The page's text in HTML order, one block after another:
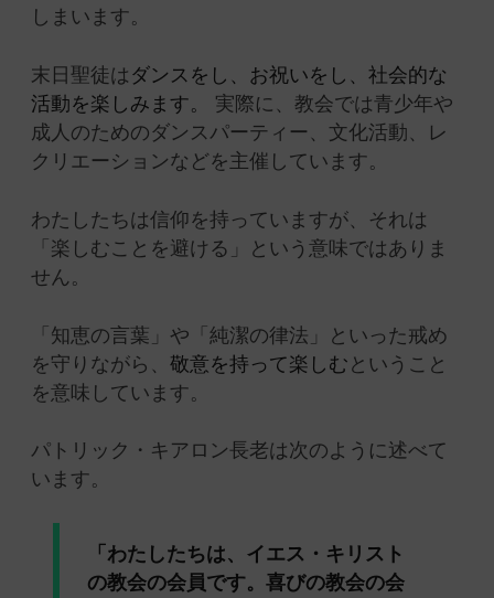
しまいます。
末日聖徒は ダンスをし、お祝いをし、社会的な
活動を楽しみます。
実際に、教会では青少年や
成人のためのダンスパーティー、文化活動、レ
クリエーションなどを主催しています。
わたしたちは信仰を持っていますが、それは
「楽しむことを避ける」という意味ではありま
せん。
「知恵の言葉」や「純潔の律法」といった戒め
を守りながら、 敬意を持って楽しむ ということ
を意味しています。
パトリック・キアロン長老は次のように述べて
います。
「わたしたちは、イエス・キリスト
の教会の会員です。喜びの教会の会